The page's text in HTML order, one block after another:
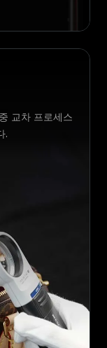
교차 프로세스
.